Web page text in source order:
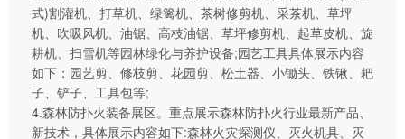
式)割灌机、打草机、绿篱机、茶树修剪机、采茶机、草坪
机、吹吸风机、油锯、高枝油锯、草坪修剪机、起草皮机、旋
耕机、扫雪机等园林绿化与养护设备;园艺工具具体展示内容
如下：园艺剪、修枝剪、花园剪、松土器、小锄头、铁锹、耙
子、铲子、工具包等;
4.森林防扑火装备展区。重点展示森林防扑火行业最新产品、
新技术，具体展示内容如下:森林火灾探测仪、灭火机具、灭